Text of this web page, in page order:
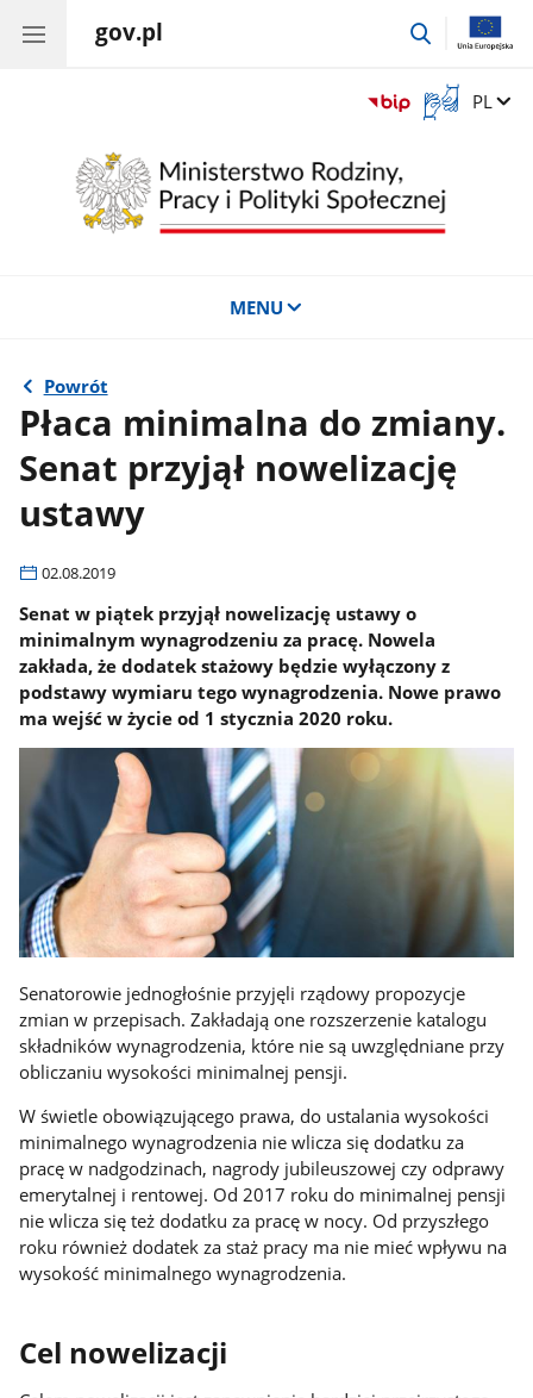
gov.pl
przejdź
Otwórz
okno
języka
migowego
Zmień
PL
MENU
Powrót
Płaca minimalna do zmiany.
Senat przyjął nowelizację
ustawy
02.08.2019
Senat w piątek przyjął nowelizację ustawy o
minimalnym wynagrodzeniu za pracę. Nowela
zakłada, że dodatek stażowy będzie wyłączony z
podstawy wymiaru tego wynagrodzenia. Nowe prawo
ma wejść w życie od 1 stycznia 2020 roku.
Senatorowie jednogłośnie przyjęli rządowy propozycje
zmian w przepisach. Zakładają one rozszerzenie katalogu
składników wynagrodzenia, które nie są uwzględniane przy
obliczaniu wysokości minimalnej pensji.
W świetle obowiązującego prawa, do ustalania wysokości
minimalnego wynagrodzenia nie wlicza się dodatku za
pracę w nadgodzinach, nagrody jubileuszowej czy odprawy
emerytalnej i rentowej. Od 2017 roku do minimalnej pensji
nie wlicza się też dodatku za pracę w nocy. Od przyszłego
roku również dodatek za staż pracy ma nie mieć wpływu na
wysokość minimalnego wynagrodzenia.
Cel nowelizacji